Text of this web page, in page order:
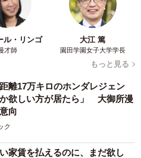
ル・リンゴ
才師
大江 篤
園田学園女子大学学長
もっと見る
離17万キロのホンダレジェン
欲しい方が居たら」 大御所漫
向
ク
い家賃を払えるのに、まだ欲し